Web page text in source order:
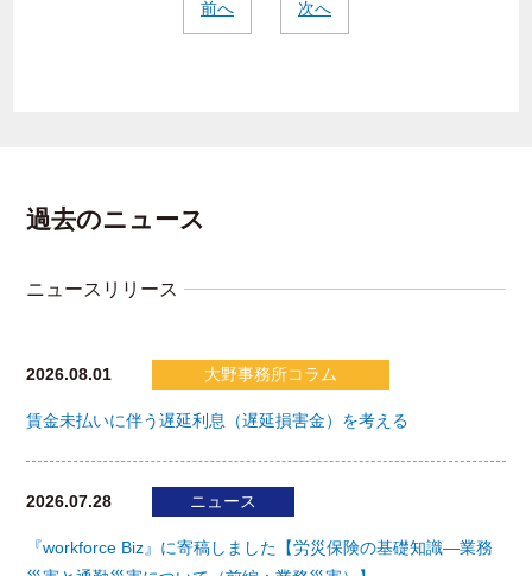
前へ 次へ
過去のニュース
ニュースリリース
2026.08.01 大野事務所コラム
賃金未払いに伴う遅延利息（遅延損害金）を考える
2026.07.28 ニュース
『workforce Biz』に寄稿しました【労災保険の基礎知識―業務